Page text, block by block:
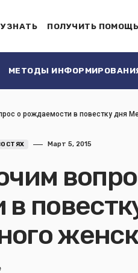
УЗНАТЬ ПОЛУЧИТЬ ПОМОЩЬ
МЕТОДЫ
о рождаемости в повестку дня
Март 5, 2015